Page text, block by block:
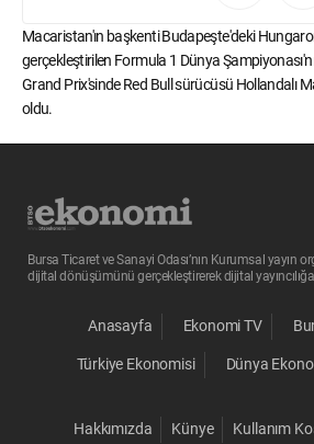
Macaristan'ın başkenti Budapeşte'deki
gerçekleştirilen Formula 1 Dünya
Grand Prix'sinde Red Bull sürücüsü Hollandalı
oldu.
Bursa Ticaret ve Sanayi Odası’nın Kurumsal yayın
dijital dönüşümünü gerçekleştirerek dijital
Anasayfa Ekonomi TV
Türkiye Ekonomisi Dünya
Hakkımızda Künye Kullanım